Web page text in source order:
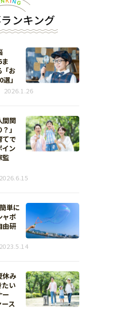
ンキング
「お
」
2026.1.26
間関
」
てで
イン
監
2026.6.15
単に
ャボ
由研
2023.5.14
休み
たい
ー
ス